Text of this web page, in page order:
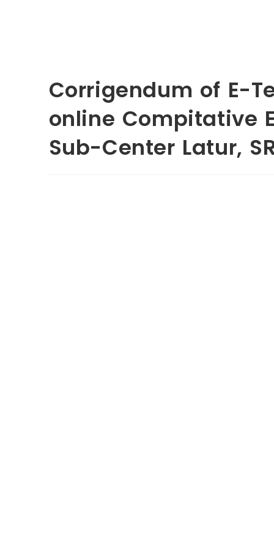
Corrigendum of E-
online Compitative
Sub-Center Latur,